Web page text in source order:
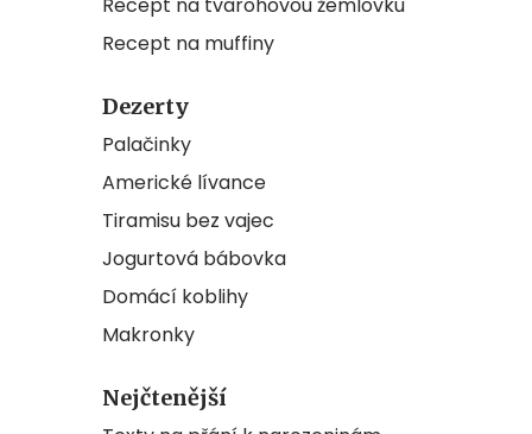
Recept na muffiny
Dezerty
Palačinky
Americké lívance
Tiramisu bez vajec
Jogurtová bábovka
Domácí koblihy
Makronky
Nejčtenější